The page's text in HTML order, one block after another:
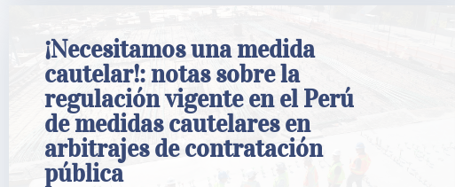
¡Necesitamos una medida
cautelar!: notas sobre la
regulación vigente en el Perú
de medidas cautelares en
arbitrajes de contratación
pública
¡Necesitamos una medida cautelar!: notas
sobre la regulación vigente en el Perú de
medidas cautelares en arbitrajes de
contratación pública
Universidad del Pacífico